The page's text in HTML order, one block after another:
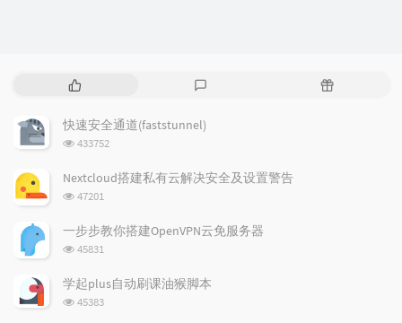
热
文
章
随
快速安全通道(faststunnel)
浏
次
433752
Nextcloud搭建私有云解决安全及设置警告
浏
次
数:
47201
一步步教你搭建OpenVPN云免服务器
浏
次
数:
45831
学起plus自动刷课油猴脚本
浏
45383